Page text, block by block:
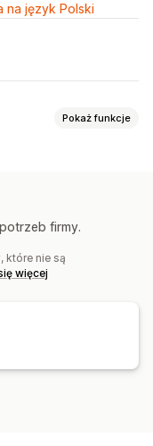
na język Polski
Pokaż funkcje
firmy.
które nie są
więcej